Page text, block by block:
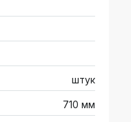
штук
710 мм